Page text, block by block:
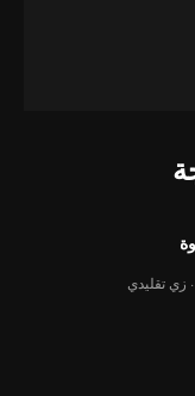
زي تقليدي